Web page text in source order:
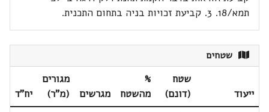
תמא/18. 3. קביעת זכויות בניה בתחום התכנית.
שטחים
ייעוד
שטח
(דונם)
%
מהשטח
מגרשים
מגורים
(מ"ר)
יח"ד